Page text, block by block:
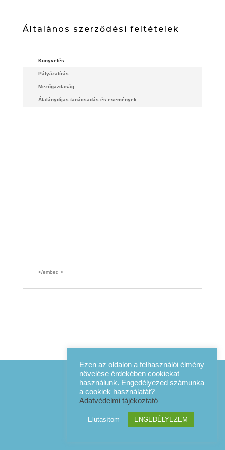
Általános szerződési feltételek
Könyvelés
Pályázatírás
Mezőgazdaság
Átalánydíjas tanácsadás és események
</embed >
Ezen az oldalon a felhasználói élmény
növelése érdekében cookiekat
használunk. Engedélyezed számunka
a cookiek használatát?
Adatvédelmi tájékoztató
Elutasítom ENGEDÉLYEZEM